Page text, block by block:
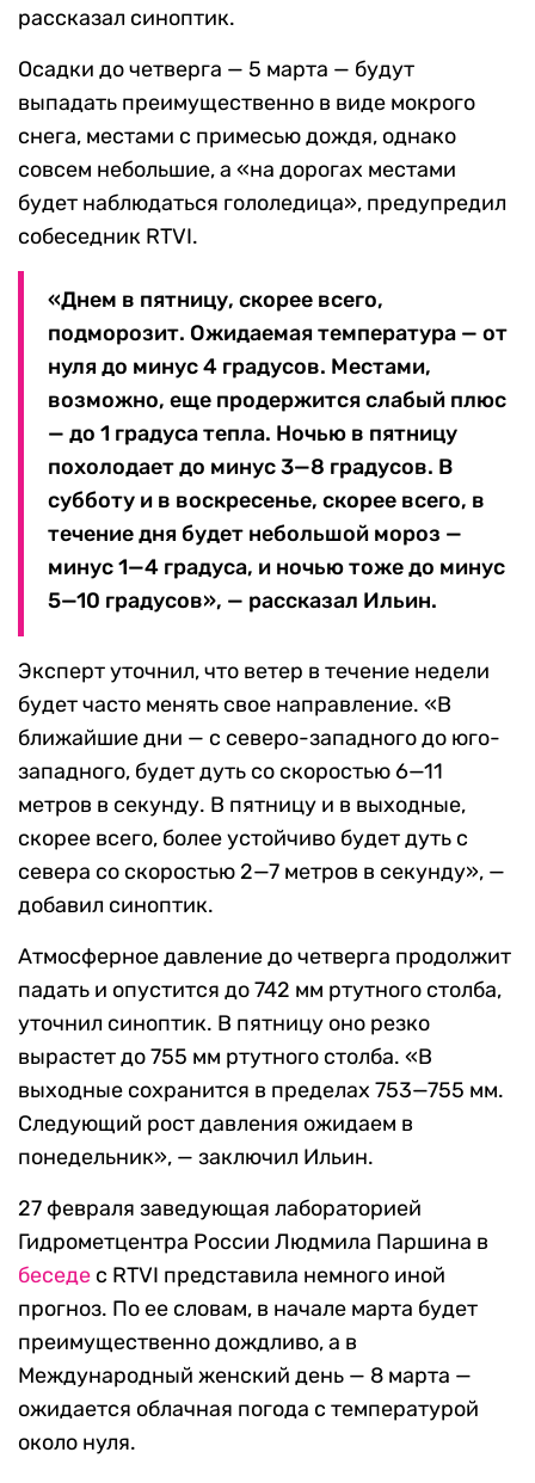
рассказал синоптик.
Осадки до четверга — 5 марта — будут
выпадать преимущественно в виде мокрого
снега, местами с примесью дождя, однако
совсем небольшие, а «на дорогах местами
будет наблюдаться гололедица», предупредил
собеседник RTVI.
«Днем в пятницу, скорее всего,
подморозит. Ожидаемая температура — от
нуля до минус 4 градусов. Местами,
возможно, еще продержится слабый плюс
— до 1 градуса тепла. Ночью в пятницу
похолодает до минус 3—8 градусов. В
субботу и в воскресенье, скорее всего, в
течение дня будет небольшой мороз —
минус 1—4 градуса, и ночью тоже до минус
5—10 градусов», — рассказал Ильин.
Эксперт уточнил, что ветер в течение недели
будет часто менять свое направление. «В
ближайшие дни — с северо-западного до юго-
западного, будет дуть со скоростью 6—11
метров в секунду. В пятницу и в выходные,
скорее всего, более устойчиво будет дуть с
севера со скоростью 2—7 метров в секунду», —
добавил синоптик.
Атмосферное давление до четверга продолжит
падать и опустится до 742 мм ртутного столба,
уточнил синоптик. В пятницу оно резко
вырастет до 755 мм ртутного столба. «В
выходные сохранится в пределах 753—755 мм.
Следующий рост давления ожидаем в
понедельник», — заключил Ильин.
27 февраля заведующая лабораторией
Гидрометцентра России Людмила Паршина в
беседе с RTVI представила немного иной
прогноз. По ее словам, в начале марта будет
преимущественно дождливо, а в
Международный женский день — 8 марта —
ожидается облачная погода с температурой
около нуля.